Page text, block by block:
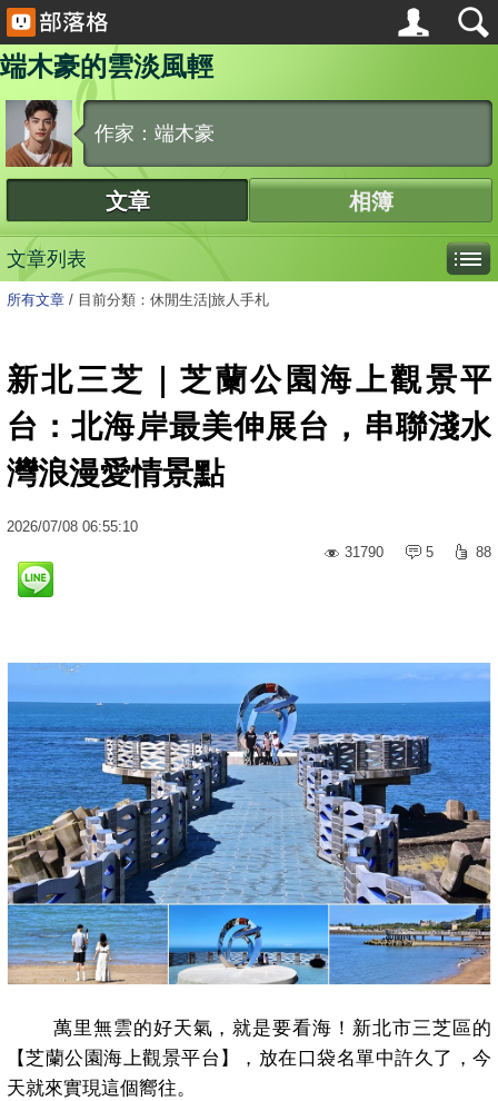
端木豪的雲淡風輕
作家：端木豪
文章 相簿
文章列表
所有文章 / 目前分類：休閒生活|旅人手札
新北三芝｜芝蘭公園海上觀景平
台：北海岸最美伸展台，串聯淺水
灣浪漫愛情景點
2026/07/08 06:55:10
31790
5 88
萬里無雲的好天氣，就是要看海！新北市三芝區的
【芝蘭公園海上觀景平台】，放在口袋名單中許久了，今
天就來實現這個嚮往。